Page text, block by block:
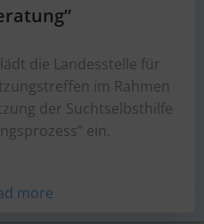
die Landesstelle für
im Rahmen
der Suchtselbsthilfe
ein.
more